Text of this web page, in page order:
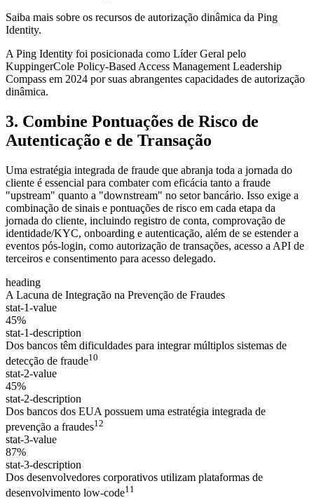
Saiba mais sobre os recursos de autorização dinâmica da Ping
Identity.
A Ping Identity foi posicionada como Líder Geral pelo
KuppingerCole Policy-Based Access Management Leadership
Compass em 2024 por suas abrangentes capacidades de autorização
dinâmica.
3. Combine Pontuações de Risco de
Autenticação e de Transação
Uma estratégia integrada de fraude que abranja toda a jornada do
cliente é essencial para combater com eficácia tanto a fraude
"upstream" quanto a "downstream" no setor bancário. Isso exige a
combinação de sinais e pontuações de risco em cada etapa da
jornada do cliente, incluindo registro de conta, comprovação de
identidade/KYC, onboarding e autenticação, além de se estender a
eventos pós-login, como autorização de transações, acesso a API de
terceiros e consentimento para acesso delegado.
heading
A Lacuna de Integração na Prevenção de Fraudes
stat-1-value
45%
stat-1-description
Dos bancos têm dificuldades para integrar múltiplos sistemas de
detecção de fraude10
stat-2-value
45%
stat-2-description
Dos bancos dos EUA possuem uma estratégia integrada de
prevenção a fraudes12
stat-3-value
87%
stat-3-description
Dos desenvolvedores corporativos utilizam plataformas de
desenvolvimento low-code11